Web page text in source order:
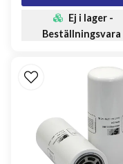
Ej i lager -
Beställningsvara